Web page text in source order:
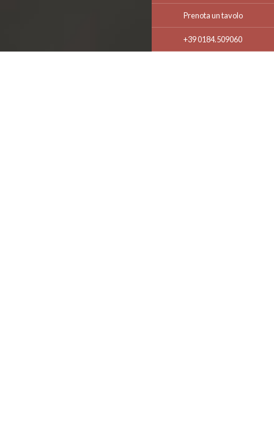
Prenota un tavolo
+39 0184.509060